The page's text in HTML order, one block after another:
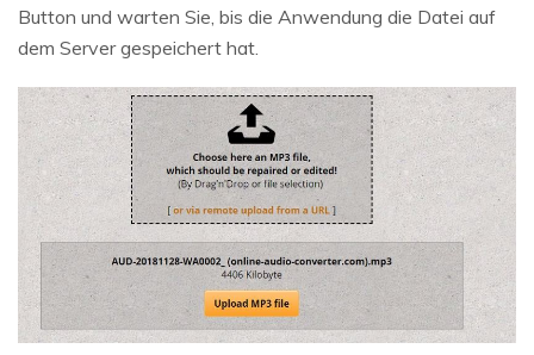
Button und warten Sie, bis die Anwendung die Datei auf
dem Server gespeichert hat.